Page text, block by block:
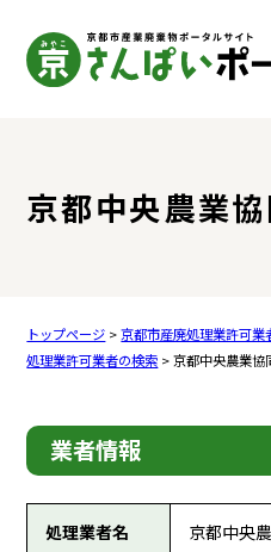
京都中央農業
トップページ >京都市産廃処理業許可業
処理業許可業者の検索 > 京都中央農業協
業者情報
処理業者名 京都中央